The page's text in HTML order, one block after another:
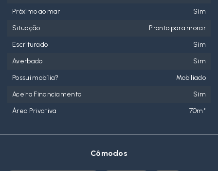
Cômodos
Próximo ao mar
Sim
Situação
Pronto para morar
Escriturado
Sim
Averbado
Sim
Possui mobília?
Mobiliado
Aceita Financiamento
Sim
Área Privativa
70m²